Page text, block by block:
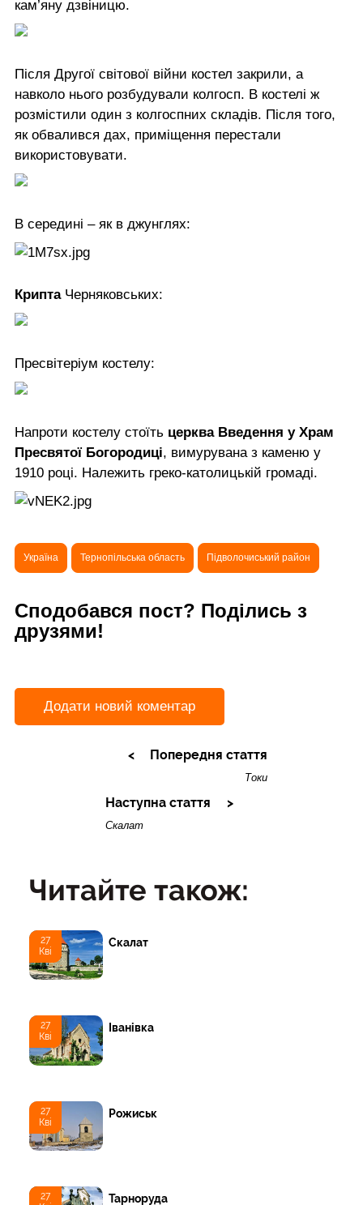
кам’яну дзвіницю.
Після Другої світової війни костел закрили, а
навколо нього розбудували колгосп. В костелі ж
розмістили один з колгоспних складів. Після того,
як обвалився дах, приміщення перестали
використовувати.
В середині – як в джунглях:
Крипта Черняковських:
Пресвітеріум костелу:
Напроти костелу стоїть церква Введення у Храм
Пресвятої Богородиці, вимурувана з каменю у
1910 році. Належить греко-католицькій громаді.
Україна Тернопільська область Підволочиський район
Сподобався пост? Поділись з
друзями!
Додати новий коментар
Попередня стаття
Токи
Наступна стаття
Скалат
Читайте також:
27
Кві
Скалат
27
Кві
Іванівка
27
Кві
Рожиськ
27
Тарноруда